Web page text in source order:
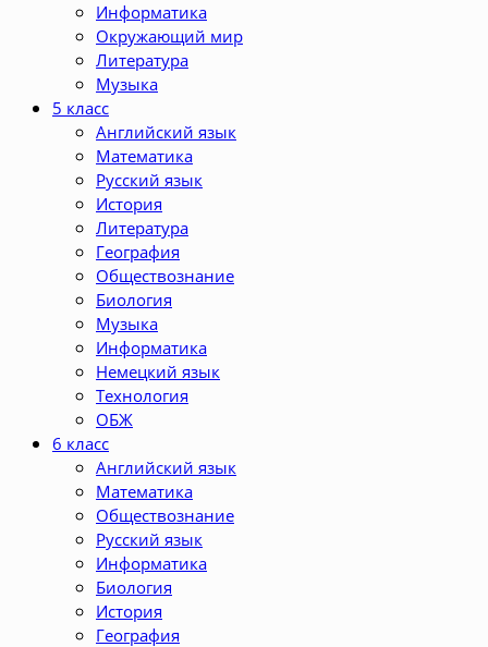
Информатика
Окружающий мир
Литература
Музыка
5 класс
Английский язык
Математика
Русский язык
История
Литература
География
Обществознание
Биология
Музыка
Информатика
Немецкий язык
Технология
ОБЖ
6 класс
Английский язык
Математика
Обществознание
Русский язык
Информатика
Биология
История
География